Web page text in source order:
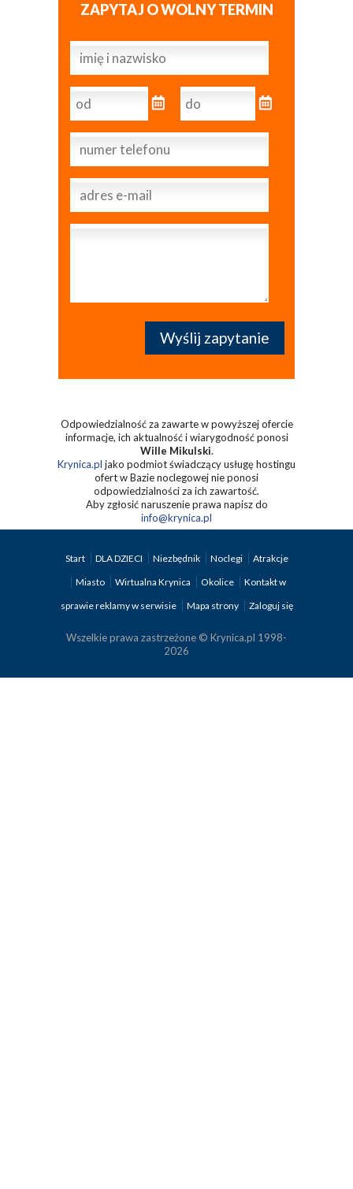
ZAPYTAJ O WOLNY TERMIN
Odpowiedzialność za zawarte w powyższej ofercie
informacje, ich aktualność i wiarygodność ponosi
Wille Mikulski.
Krynica.pl jako podmiot świadczący usługę hostingu
ofert w Bazie noclegowej nie ponosi
odpowiedzialności za ich zawartość.
Aby zgłosić naruszenie prawa napisz do
info@krynica.pl
Start DLA DZIECI Niezbędnik Noclegi
Atrakcje
Miasto
Wirtualna Krynica Okolice
Kontakt w
sprawie reklamy w serwisie
Mapa strony Zaloguj się
Wszelkie prawa zastrzeżone © Krynica.pl 1998-
2026